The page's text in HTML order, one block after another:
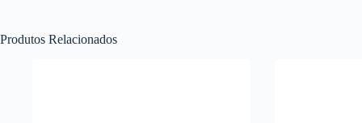
Produtos Relacionados